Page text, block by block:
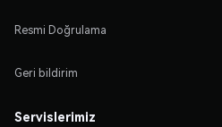
Resmi Doğrulama
Geri bildirim
Servislerimiz